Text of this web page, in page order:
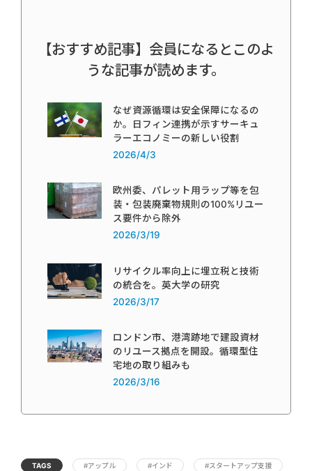
【おすすめ記事】会員になるとこのよ
うな記事が読めます。
なぜ資源循環は安全保障になるの
か。日フィン連携が示すサーキュ
ラーエコノミーの新しい役割
2026/4/3
欧州委、パレット用ラップ等を包
装・包装廃棄物規則の100%リユー
ス要件から除外
2026/3/19
リサイクル率向上に埋立税と技術
の統合を。英大学の研究
2026/3/17
ロンドン市、港湾跡地で建設資材
のリユース拠点を開設。循環型住
宅地の取り組みも
2026/3/16
TAGS #アップル #インド #スタートアップ支援